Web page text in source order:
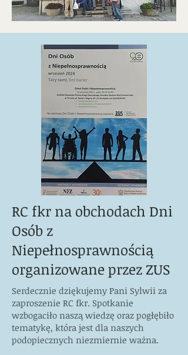
RC fkr na obchodach Dni
Osób z
Niepełnosprawnością
organizowane przez ZUS
Serdecznie dziękujemy Pani Sylwii za
zaproszenie RC fkr. Spotkanie
wzbogaciło naszą wiedzę oraz pogłębiło
tematykę, która jest dla naszych
podopiecznych niezmiernie ważna.